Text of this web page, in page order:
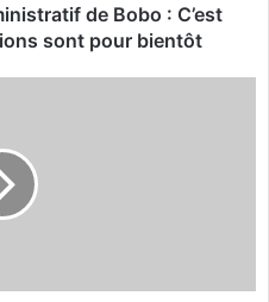
de Bobo : C’est
sont pour bientôt